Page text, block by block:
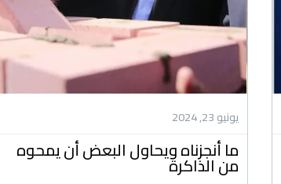
يونيو 23, 2024
ما أنجزناه ويحاول البعض أن يمحوه
من الذاكرة